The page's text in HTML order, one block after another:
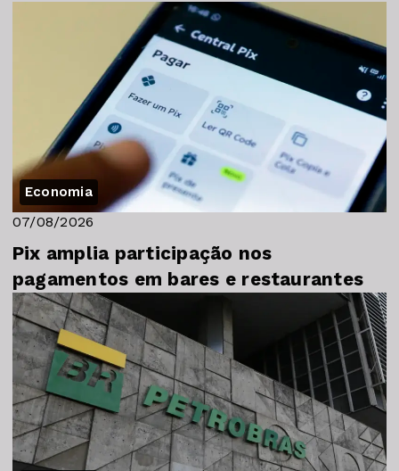
Economia
07/08/2026
Pix amplia participação nos
pagamentos em bares e restaurantes